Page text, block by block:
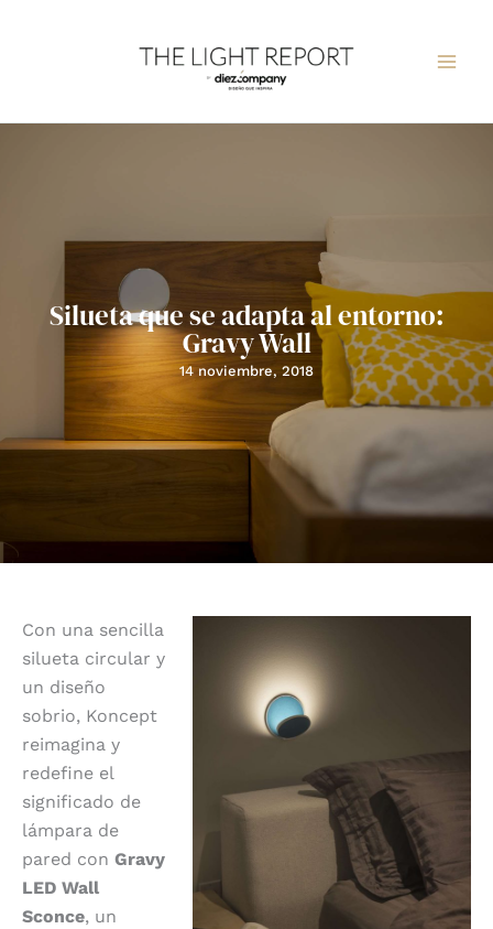
Silueta que se adapta al entorno:
Gravy Wall
14 noviembre, 2018
Con una sencilla
silueta circular y
un diseño
sobrio, Koncept
reimagina y
redefine el
significado de
lámpara de
pared con Gravy
LED Wall
Sconce, un